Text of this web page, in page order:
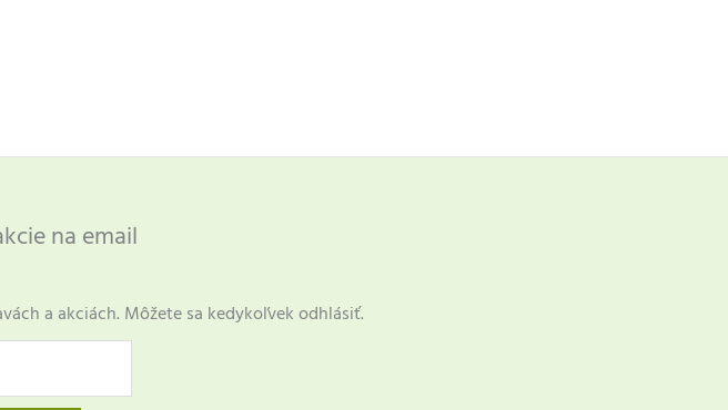
na email
a akciách. Môžete sa kedykoľvek odhlásiť.